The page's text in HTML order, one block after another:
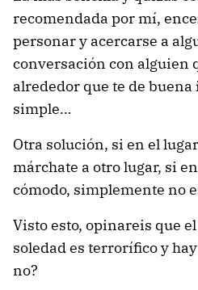
recomendada por mí,
personar y acercarse a
conversación con alguien
alrededor que te de
simple…
Otra solución, si en el
márchate a otro lugar, si
cómodo, simplemente no
Visto esto, opinareis que
soledad es terrorífico y
no?